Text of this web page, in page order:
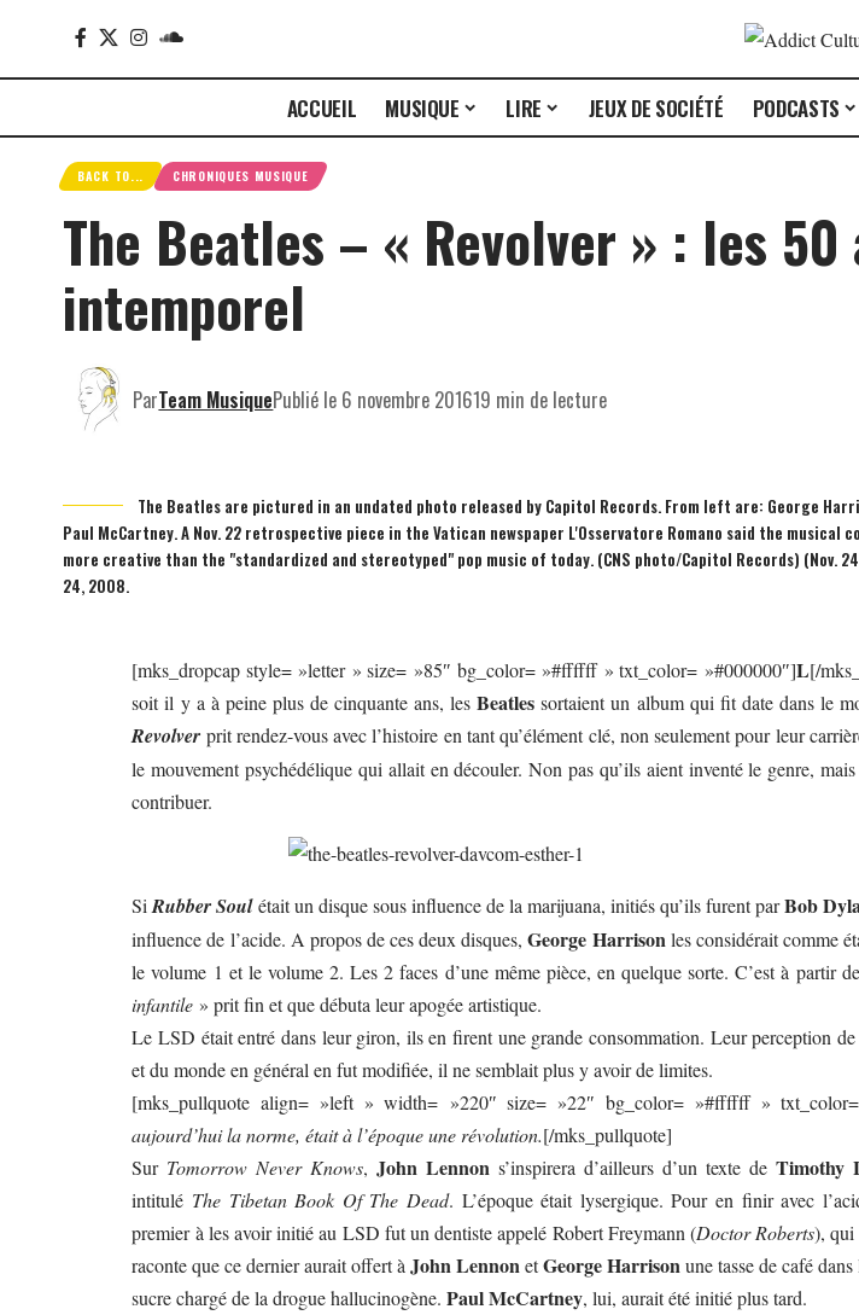
ACCUEIL MUSIQUE LIRE JEUX DE SOCIÉTÉ PODCASTS
BACK TO... CHRONIQUES MUSIQUE
The Beatles – « Revolver » : les 50
intemporel
ParTeam MusiquePublié le 6 novembre 201619 min de lecture
The Beatles are pictured in an undated photo released by Capitol Records. From left are: George
Paul McCartney. A Nov. 22 retrospective piece in the Vatican newspaper L'Osservatore Romano said the
more creative than the "standardized and stereotyped" pop music of today. (CNS photo/Capitol Records) (Nov. 24,
24, 2008.
[mks_dropcap style= »letter » size= »85″ bg_color= »#ffffff » txt_color= »#000000″]L[/
soit il y a à peine plus de cinquante ans, lesBeatles sortaient un album qui fit date dans le
Revolver prit rendez-vous avec l’histoire en tant qu’élément clé, non seulement pour leur
le mouvement psychédélique qui allait en découler. Non pas qu’ils aient inventé le genre,
contribuer.
SiRubber Soulétait un disque sous influence de la marijuana, initiés qu’ils furent parBob
influence de l’acide. A propos de ces deux disques,George Harrisonles considérait comme
le volume 1 et le volume 2. Les 2 faces d’une même pièce, en quelque sorte. C’est à partir
infantile » prit fin et que débuta leur apogée artistique.
Le LSD était entré dans leur giron, ils en firent une grande consommation. Leur perception
et du monde en général en fut modifiée, il ne semblait plus y avoir de limites.
[mks_pullquote align= »left » width= »220″ size= »22″ bg_color= »#ffffff »
aujourd’hui la norme, était à l’époque une révolution.[/mks_pullquote]
Sur Tomorrow Never Knows,John Lennon s’inspirera d’ailleurs d’un texte de Timothy
intitulé The Tibetan Book Of The Dead. L’époque était lysergique. Pour en finir avec
premier à les avoir initié au LSD fut un dentiste appelé Robert Freymann (Doctor Roberts),
raconte que ce dernier aurait offert àJohn LennonetGeorge Harrisonune tasse de café
sucre chargé de la drogue hallucinogène.Paul McCartney, lui, aurait été initié plus tard.